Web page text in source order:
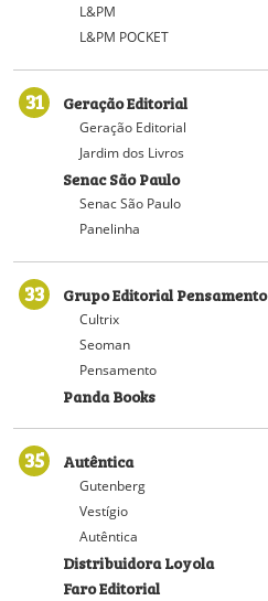
L&PM
L&PM POCKET
31 Geração Editorial
Geração Editorial
Jardim dos Livros
Senac São Paulo
Senac São Paulo
Panelinha
33 Grupo Editorial Pensamento
Cultrix
Seoman
Pensamento
Panda Books
35 Autêntica
Gutenberg
Vestígio
Autêntica
Distribuidora Loyola
Faro Editorial